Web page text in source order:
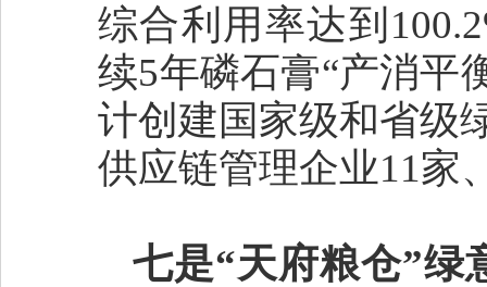
综合利用率达到
续5年磷石膏“产消平
计创建国家级和省级
供应链管理企业11家
七是“天府粮仓”绿